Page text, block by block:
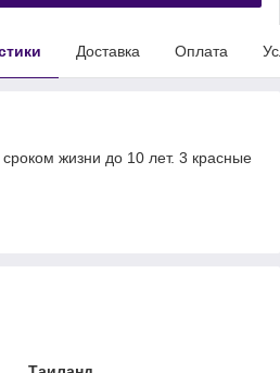
Доставка Оплата
жизни до 10 лет. 3 красные